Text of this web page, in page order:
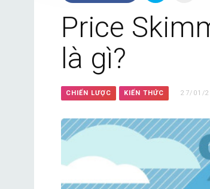
Price
là gì?
CHIẾN LƯỢC KIẾN THỨC 27/01/